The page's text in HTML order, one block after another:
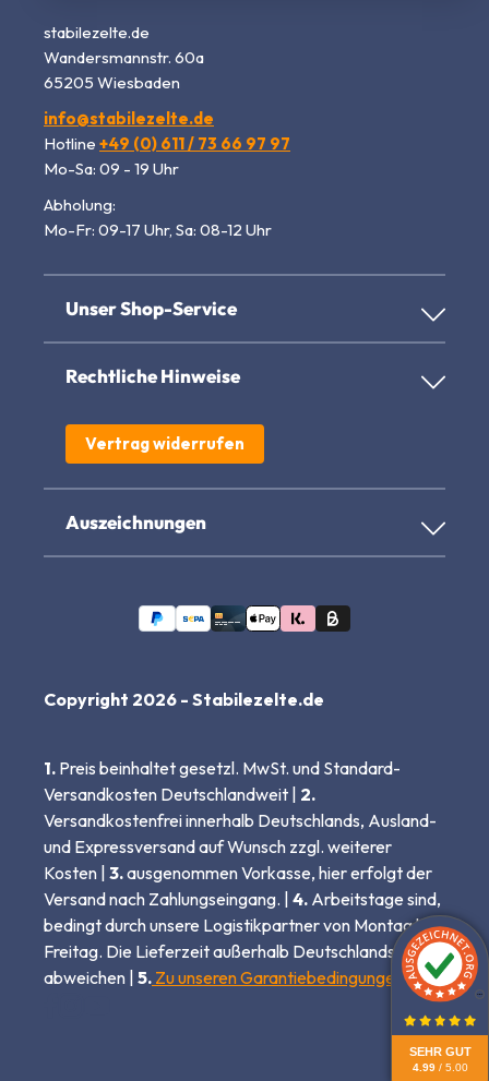
SEHR GUT
4.99 / 5.00
stabilezelte.de
Wandersmannstr. 60a
65205 Wiesbaden
info@stabilezelte.de
Hotline +49 (0) 611 / 73 66 97 97
Mo-Sa: 09 - 19 Uhr
Abholung:
Mo-Fr: 09-17 Uhr, Sa: 08-12 Uhr
Unser Shop-Service
Rechtliche Hinweise
Vertrag widerrufen
Auszeichnungen
Copyright 2026 - Stabilezelte.de
1. Preis beinhaltet gesetzl. MwSt. und Standard-
Versandkosten Deutschlandweit | 2.
Versandkostenfrei innerhalb Deutschlands, Ausland-
und Expressversand auf Wunsch zzgl. weiterer
Kosten | 3.ausgenommen Vorkasse, hier erfolgt der
Versand nach Zahlungseingang. | 4. Arbeitstage sind,
bedingt durch unsere Logistikpartner von Montag bis
Freitag. Die Lieferzeit außerhalb Deutschlands kann
abweichen | 5. Zu unseren Garantiebedingungen